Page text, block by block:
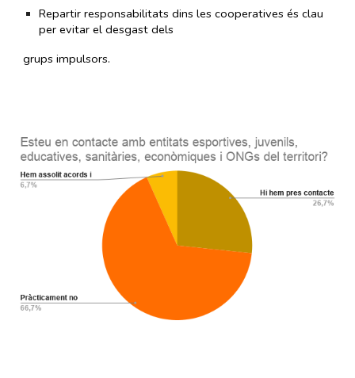
Repartir responsabilitats dins les cooperatives és clau
per evitar el desgast dels
grups impulsors.